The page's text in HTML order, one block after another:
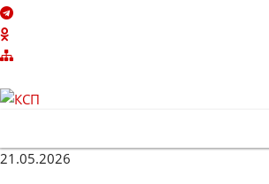
21.05.2026